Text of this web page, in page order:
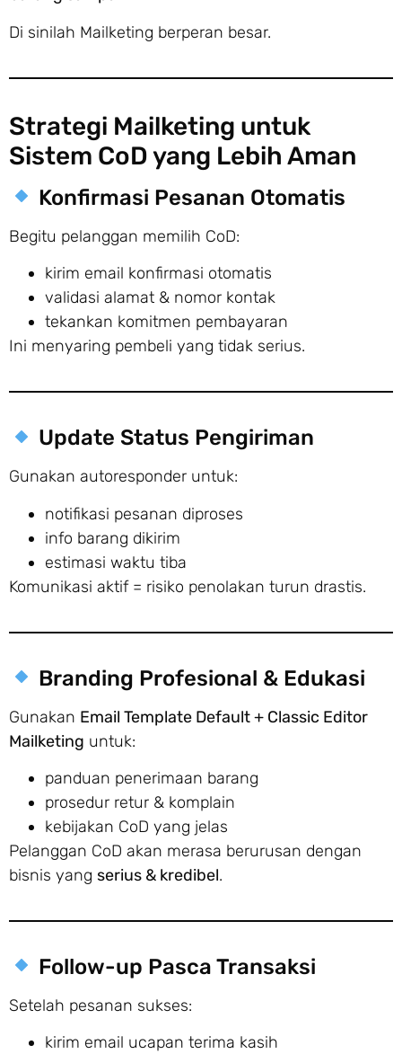
Di sinilah Mailketing berperan besar.
Strategi Mailketing untuk
Sistem CoD yang Lebih Aman
Konfirmasi Pesanan Otomatis
Begitu pelanggan memilih CoD:
kirim email konfirmasi otomatis
validasi alamat & nomor kontak
tekankan komitmen pembayaran
Ini menyaring pembeli yang tidak serius.
Update Status Pengiriman
Gunakan autoresponder untuk:
notifikasi pesanan diproses
info barang dikirim
estimasi waktu tiba
Komunikasi aktif = risiko penolakan turun drastis.
Branding Profesional & Edukasi
Gunakan Email Template Default + Classic Editor
Mailketing untuk:
panduan penerimaan barang
prosedur retur & komplain
kebijakan CoD yang jelas
Pelanggan CoD akan merasa berurusan dengan
bisnis yang serius & kredibel.
Follow-up Pasca Transaksi
Setelah pesanan sukses:
kirim email ucapan terima kasih